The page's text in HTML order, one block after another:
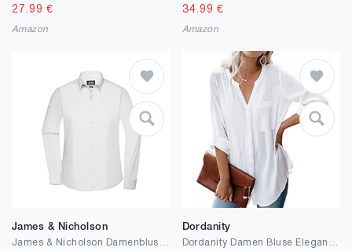
27.99 €
Amazon
34.99 €
Amazon
James & Nicholson
Dordanity